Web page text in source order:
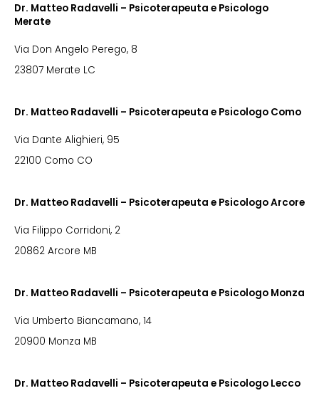
Dr. Matteo Radavelli – Psicoterapeuta e Psicologo
Merate
Via Don Angelo Perego, 8
23807 Merate LC
Dr. Matteo Radavelli – Psicoterapeuta e Psicologo Como
Via Dante Alighieri, 95
22100 Como CO
Dr. Matteo Radavelli – Psicoterapeuta e Psicologo Arcore
Via Filippo Corridoni, 2
20862 Arcore MB
Dr. Matteo Radavelli – Psicoterapeuta e Psicologo Monza
Via Umberto Biancamano, 14
20900 Monza MB
Dr. Matteo Radavelli – Psicoterapeuta e Psicologo Lecco